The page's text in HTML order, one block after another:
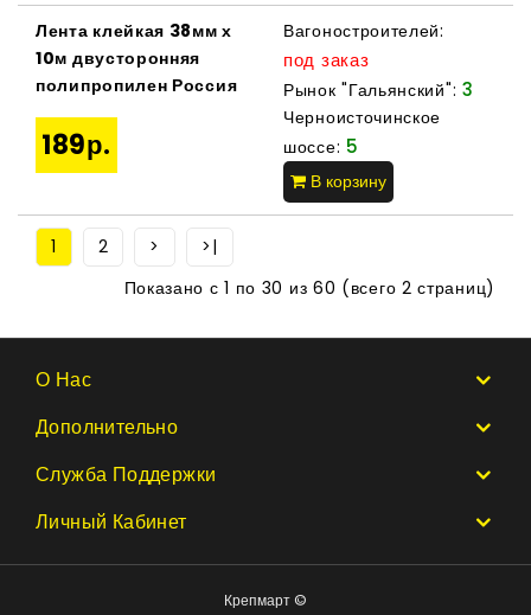
Лента клейкая 38мм х
10м двусторонняя
полипропилен Россия
189р.
Вагоностроителей:
под заказ
Рынок "Гальянский": 3
Черноисточинское
шоссе: 5
В корзину
1 2 >
>|
Показано с 1 по 30 из 60 (всего 2 страниц)
О Нас
Дополнительно
Служба Поддержки
Личный Кабинет
Крепмарт ©